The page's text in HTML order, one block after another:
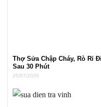
Thợ Sửa Chập Cháy, Rò Rỉ
Sau 30 Phút
25/07/2026